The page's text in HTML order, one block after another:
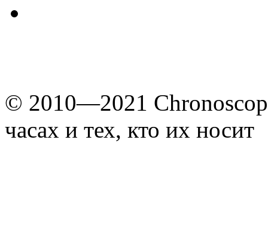
© 2010—2021
часах и тех, кто их носит